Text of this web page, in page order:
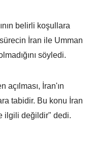
belirli koşullara
İran ile Umman
söyledi.
açılması, İran'ın
tabidir. Bu konu İran
ilgili değildir" dedi.